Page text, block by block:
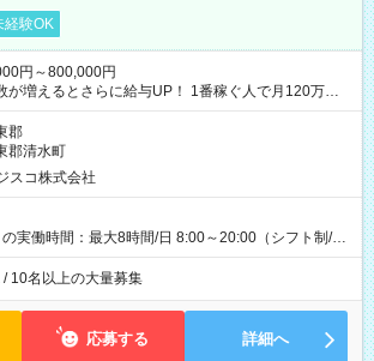
経験OK
円～800,000円
が増えるとさらに給与UP！ 1番稼ぐ人で月120万ほ
40万円／週5日稼働 月
日稼働 ＜モデルイメージ＞ ■月収50万
性/江東区在住)※元建築関係 1日150個配達×25日勤務
郡
郡清水町
スコ株式会社
実働時間：最大8時間/日 8:00～20:00（シフト制/実
※週5日勤務（場所次第では週4も有り） ※配達状況
間外での勤務可能性有り ※案件により多少の前後あ
/ 10名以上の大量募集
応募する 詳細へ